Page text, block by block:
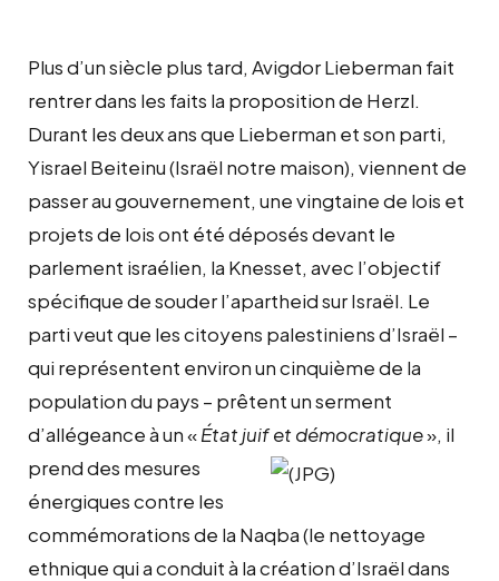
Plus d’un siècle plus tard, Avigdor Lieberman fait
rentrer dans les faits la proposition de Herzl.
Durant les deux ans que Lieberman et son parti,
Yisrael Beiteinu (Israël notre maison), viennent de
passer au gouvernement, une vingtaine de lois et
projets de lois ont été déposés devant le
parlement israélien, la Knesset, avec l’objectif
spécifique de souder l’apartheid sur Israël. Le
parti veut que les citoyens palestiniens d’Israël –
qui représentent environ un cinquième de la
population du pays – prêtent un serment
d’allégeance à un «État juif et démocratique», il
prend des mesures
énergiques contre les
commémorations de la Naqba (le nettoyage
ethnique qui a conduit à la création d’Israël dans